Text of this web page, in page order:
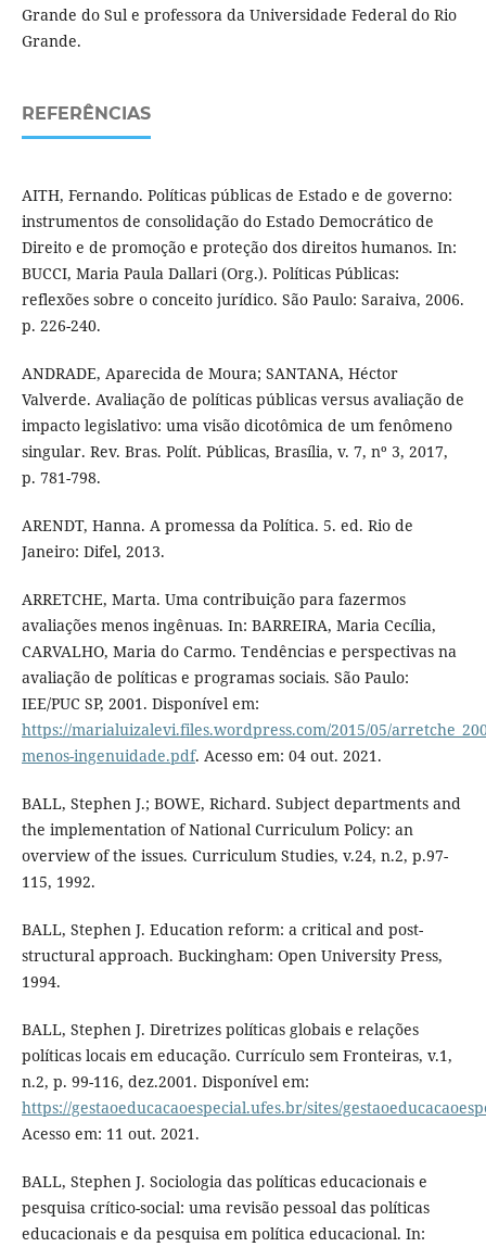
Grande do Sul e professora da Universidade Federal do Rio
Grande.
REFERÊNCIAS
AITH, Fernando. Políticas públicas de Estado e de governo:
instrumentos de consolidação do Estado Democrático de
Direito e de promoção e proteção dos direitos humanos. In:
BUCCI, Maria Paula Dallari (Org.). Políticas Públicas:
reflexões sobre o conceito jurídico. São Paulo: Saraiva, 2006.
p. 226-240.
ANDRADE, Aparecida de Moura; SANTANA, Héctor
Valverde. Avaliação de políticas públicas versus avaliação de
impacto legislativo: uma visão dicotômica de um fenômeno
singular. Rev. Bras. Polít. Públicas, Brasília, v. 7, nº 3, 2017,
p. 781-798.
ARENDT, Hanna. A promessa da Política. 5. ed. Rio de
Janeiro: Difel, 2013.
ARRETCHE, Marta. Uma contribuição para fazermos
avaliações menos ingênuas. In: BARREIRA, Maria Cecília,
CARVALHO, Maria do Carmo. Tendências e perspectivas na
avaliação de políticas e programas sociais. São Paulo:
IEE/PUC SP, 2001. Disponível em:
https://marialuizalevi.files.wordpress.com/2015/05/
menos-ingenuidade.pdf. Acesso em: 04 out. 2021.
BALL, Stephen J.; BOWE, Richard. Subject departments and
the implementation of National Curriculum Policy: an
overview of the issues. Curriculum Studies, v.24, n.2, p.97-
115, 1992.
BALL, Stephen J. Education reform: a critical and post-
structural approach. Buckingham: Open University Press,
1994.
BALL, Stephen J. Diretrizes políticas globais e relações
políticas locais em educação. Currículo sem Fronteiras, v.1,
n.2, p. 99-116, dez.2001. Disponível em:
https://gestaoeducacaoespecial.ufes.br/sites/
Acesso em: 11 out. 2021.
BALL, Stephen J. Sociologia das políticas educacionais e
pesquisa crítico-social: uma revisão pessoal das políticas
educacionais e da pesquisa em política educacional. In: